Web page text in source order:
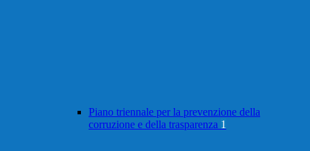
Piano triennale per la prevenzione della
corruzione e della trasparenza 1